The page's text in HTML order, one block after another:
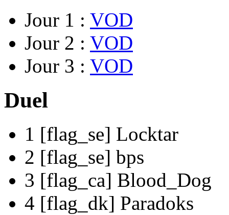
Jour 1 : VOD
Jour 2 : VOD
Jour 3 : VOD
Duel
1 [flag_se] Locktar
2 [flag_se] bps
3 [flag_ca] Blood_Dog
4 [flag_dk] Paradoks